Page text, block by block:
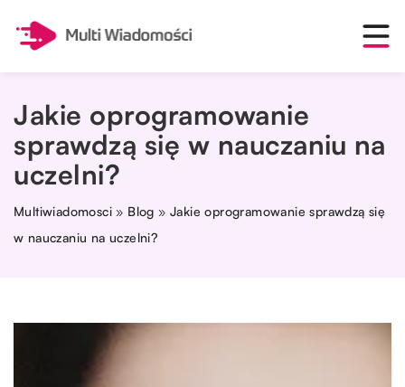
Jakie oprogramowanie
sprawdzą się w nauczaniu na
uczelni?
Multiwiadomosci » Blog »Jakie oprogramowanie sprawdzą się
w nauczaniu na uczelni?